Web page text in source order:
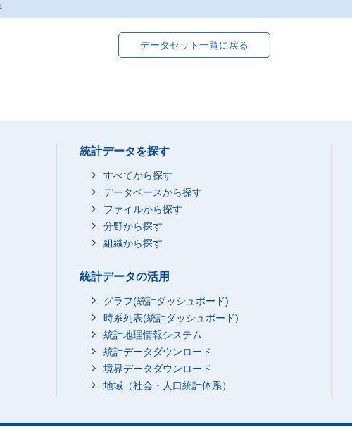
データセット一覧に戻る
統計データを探す
すべてから探す
データベースから探す
ファイルから探す
分野から探す
組織から探す
統計データの活用
グラフ(統計ダッシュボード)
時系列表(統計ダッシュボード)
統計地理情報システム
統計データダウンロード
境界データダウンロード
地域（社会・人口統計体系）